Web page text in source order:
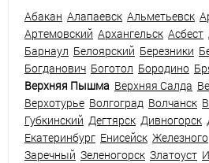
Абакан Алапаевск Альметьевск
Артемовский Архангельск Асбест
Барнаул Белоярский Березники
Богданович Боготол Бородино
Верхняя Пышма Верхняя Салда
Верхотурье Волгоград Волчанск
Губкинский Дегтярск Дивногорск
Екатеринбург Енисейск
Заречный Зеленогорск Златоуст